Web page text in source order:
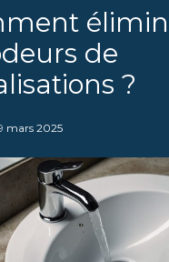
de
?
mars 2025